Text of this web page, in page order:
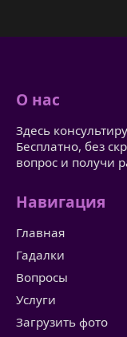
О нас
Здесь
Бесплатно, без
вопрос и получи
Навигация
Главная
Гадалки
Вопросы
Услуги
Загрузить фото